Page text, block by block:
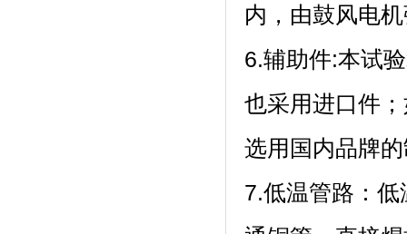
内，由鼓风电
6.辅助件:本试验
也采用进口件
选用国内品牌的制
7.低温管路